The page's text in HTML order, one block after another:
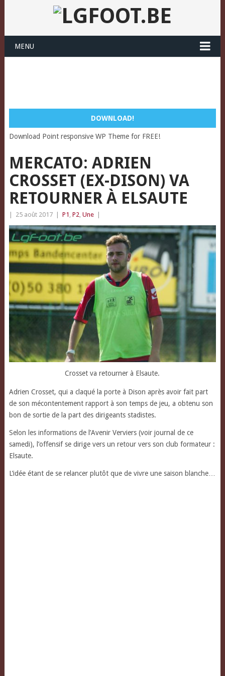
MENU
DOWNLOAD!
Download Point responsive WP Theme for FREE!
MERCATO: ADRIEN
CROSSET (EX-DISON) VA
RETOURNER À ELSAUTE
25 août 2017 P1 , P2, Une
Crosset va retourner à Elsaute.
Adrien Crosset, qui a claqué la porte à Dison après avoir fait part
de son mécontentement rapport à son temps de jeu, a obtenu son
bon de sortie de la part des dirigeants stadistes.
Selon les informations de l’Avenir Verviers (voir journal de ce
samedi), l’offensif se dirige vers un retour vers son club formateur :
Elsaute.
L’idée étant de se relancer plutôt que de vivre une saison blanche…